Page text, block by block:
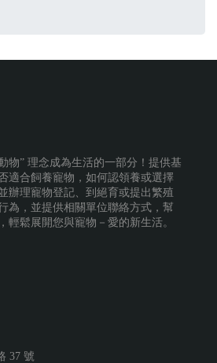
物” 理念成為生活的一部分！提供基
適合飼養寵物，如何認領養或選擇
辦理寵物登記、到絕育或提出繁殖
為，並提供相關單位聯絡方式，幫
輕鬆展開您與寵物－愛的新生活。
37 號